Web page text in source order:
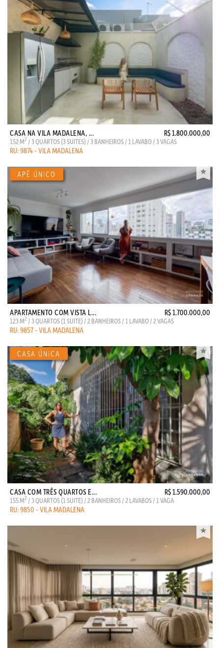
CASA NA VILA MADALENA, ... R$ 1.800.000,00
152 M2 / 3 QUARTOS (3 SUITES) / 3 BANHEIROS / 1 LAVABO / 3 VAGAS
RU: 9874 - VILA MADALENA
APARTAMENTO COM VISTA L... R$ 1.700.000,00
123 M2 / 3 QUARTOS (1 SUITE) / 2 BANHEIROS / 1 LAVABO / 2 VAGAS
RU: 9857 - VILA MADALENA
CASA COM TRÊS QUARTOS E... R$ 1.590.000,00
155 M2 / 3 QUARTOS (1 SUITE) / 2 BANHEIROS / 2 LAVABOS / 1 VAGA
RU: 9850 - VILA MADALENA